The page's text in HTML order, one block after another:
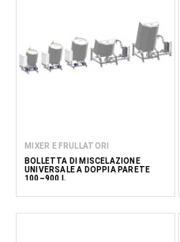
MIXER E FRULLATORI
BOLLETTA DI MISCELAZIONE
UNIVERSALE A DOPPIA PARETE
100–900 L